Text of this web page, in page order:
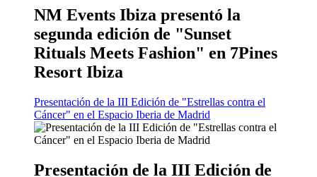
NM Events Ibiza presentó la
segunda edición de "Sunset
Rituals Meets Fashion" en 7Pines
Resort Ibiza
Presentación de la III Edición de "Estrellas contra el
Cáncer" en el Espacio Iberia de Madrid
Presentación de la III Edición de